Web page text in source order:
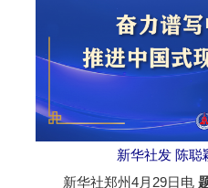
新华社发 陈聪
新华社郑州4月29日电